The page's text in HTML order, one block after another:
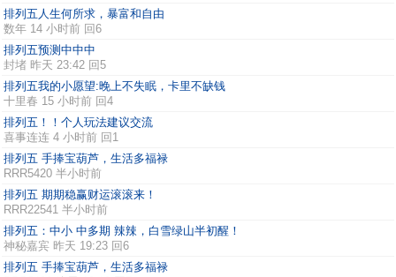
排列五人生何所求，暴富和自由
数年 14 小时前 回6
排列五预测中中中
封堵 昨天 23:42 回5
排列五我的小愿望:晚上不失眠，卡里不缺钱
十里春 15 小时前 回4
排列五！！个人玩法建议交流
喜事连连 4 小时前 回1
排列五 手捧宝葫芦，生活多福禄
RRR5420 半小时前
排列五 期期稳赢财运滚滚来！
RRR22541 半小时前
排列五：中小 中多期 辣辣，白雪绿山半初醒！
神秘嘉宾 昨天 19:23 回6
排列五 手捧宝葫芦，生活多福禄